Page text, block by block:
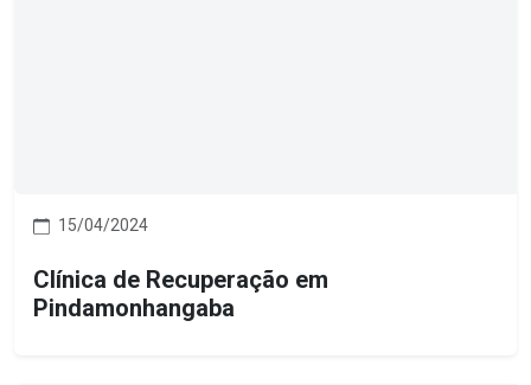
15/04/2024
Clínica de Recuperação em
Pindamonhangaba